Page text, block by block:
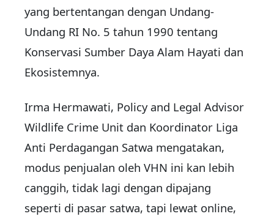
yang bertentangan dengan Undang-
Undang RI No. 5 tahun 1990 tentang
Konservasi Sumber Daya Alam Hayati dan
Ekosistemnya.
Irma Hermawati, Policy and Legal Advisor
Wildlife Crime Unit dan Koordinator Liga
Anti Perdagangan Satwa mengatakan,
modus penjualan oleh VHN ini kan lebih
canggih, tidak lagi dengan dipajang
seperti di pasar satwa, tapi lewat online,